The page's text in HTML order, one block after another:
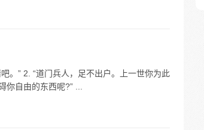
。” 2. “道门兵人，足不出户。上一世你为此
自由的东西呢?” ...